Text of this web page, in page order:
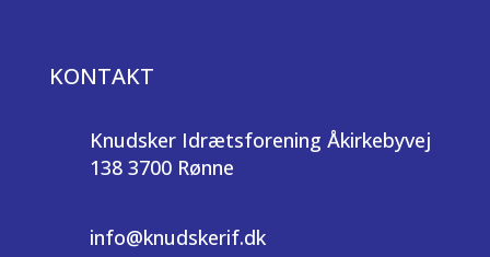
KONTAKT
Knudsker Idrætsforening Åkirkebyvej
138 3700 Rønne
info@knudskerif.dk